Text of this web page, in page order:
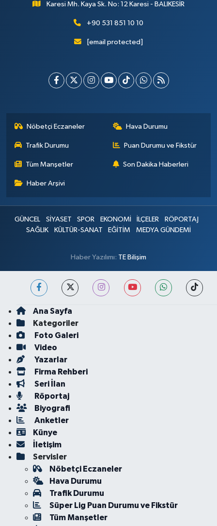
Karesi Mh. Kaya Sk. No: 12 Karesi - BALIKESİR
+90 531 851 10 10
[email protected]
Nöbetçi Eczaneler Hava Durumu
Trafik Durumu Puan Durumu ve Fikstür
Tüm Manşetler Son Dakika Haberleri
Haber Arşivi
GÜNCEL SİYASET SPOR EKONOMİ İLÇELER
RÖPORTAJ
SAĞLIK
KÜLTÜR-SANAT EĞİTİM MEDYA GÜNDEMİ
Haber Yazılımı: TE Bilişim
Ana Sayfa
Kategoriler
Foto Galeri
Video
Yazarlar
Firma Rehberi
Seri İlan
Röportaj
Biyografi
Anketler
Künye
İletişim
Servisler
Nöbetçi Eczaneler
Hava Durumu
Trafik Durumu
Süper Lig Puan Durumu ve Fikstür
Tüm Manşetler